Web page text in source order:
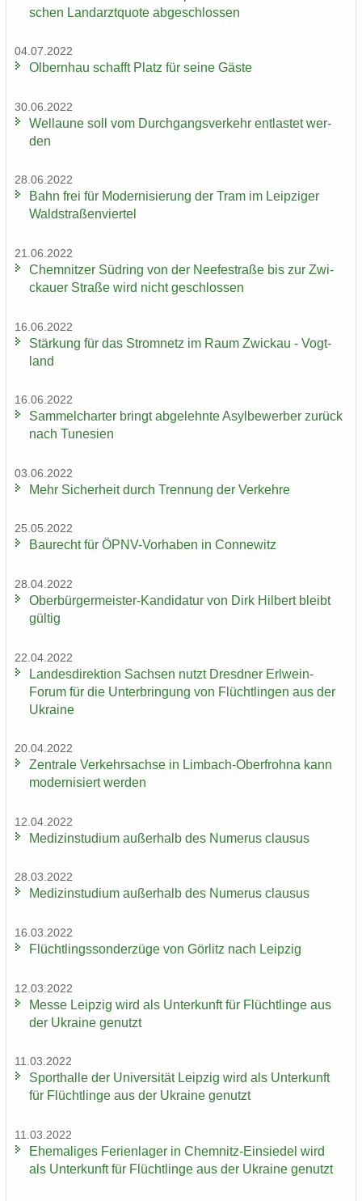
schen Land­arzt­quo­te ab­ge­schlos­sen
04.07.2022
Ol­bern­hau schafft Platz für seine Gäste
30.06.2022
Wel­lau­ne soll vom Durch­gangs­ver­kehr ent­las­tet wer­
den
28.06.2022
Bahn frei für Mo­der­ni­sie­rung der Tram im Leip­zi­ger
Wald­stra­ßen­vier­tel
21.06.2022
Chem­nit­zer Süd­ring von der Nee­fe­st­ra­ße bis zur Zwi­
ckau­er Stra­ße wird nicht ge­schlos­sen
16.06.2022
Stär­kung für das Strom­netz im Raum Zwi­ckau - Vogt­
land
16.06.2022
Sam­mel­char­ter bringt ab­ge­lehn­te Asyl­be­wer­ber zu­rück
nach Tu­ne­si­en
03.06.2022
Mehr Si­cher­heit durch Tren­nung der Ver­keh­re
25.05.2022
Bau­recht für ÖPNV-​Vorhaben in Con­ne­witz
28.04.2022
Oberbürgermeister-​Kandidatur von Dirk Hil­bert bleibt
gül­tig
22.04.2022
Lan­des­di­rek­ti­on Sach­sen nutzt Dresd­ner Erlwein-​
Forum für die Un­ter­brin­gung von Flücht­lin­gen aus der
Ukrai­ne
20.04.2022
Zen­tra­le Ver­kehrs­ach­se in Limbach-​Oberfrohna kann
mo­der­ni­siert wer­den
12.04.2022
Me­di­zin­stu­di­um au­ßer­halb des Nu­me­rus clau­sus
28.03.2022
Me­di­zin­stu­di­um au­ßer­halb des Nu­me­rus clau­sus
16.03.2022
Flücht­lings­son­der­zü­ge von Gör­litz nach Leip­zig
12.03.2022
Messe Leip­zig wird als Un­ter­kunft für Flücht­lin­ge aus
der Ukrai­ne ge­nutzt
11.03.2022
Sport­hal­le der Uni­ver­si­tät Leip­zig wird als Un­ter­kunft
für Flücht­lin­ge aus der Ukrai­ne ge­nutzt
11.03.2022
Ehe­ma­li­ges Fe­ri­en­la­ger in Chemnitz-​Einsiedel wird
als Un­ter­kunft für Flücht­lin­ge aus der Ukrai­ne ge­nutzt